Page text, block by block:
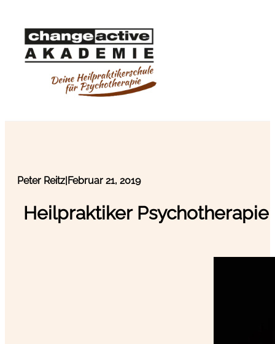
Peter Reitz|Februar 21, 2019
Heilpraktiker